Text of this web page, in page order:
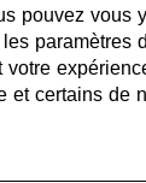
pouvez vous
paramètres
votre
et certains de